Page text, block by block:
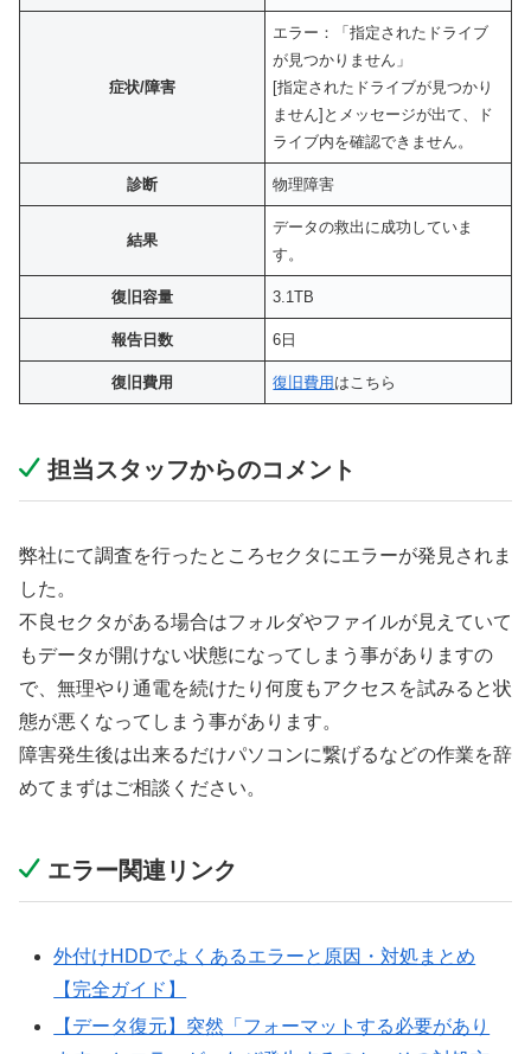
症状/障害
エラー：「指定されたドライブ
が見つかりません」
[指定されたドライブが見つかり
ません]とメッセージが出て、ド
ライブ内を確認できません。
診断 物理障害
結果
データの救出に成功していま
す。
復旧容量 3.1TB
報告日数 6日
復旧費用 復旧費用 はこちら
担当スタッフからのコメント
弊社にて調査を行ったところセクタにエラーが発見されま
した。
不良セクタがある場合はフォルダやファイルが見えていて
もデータが開けない状態になってしまう事がありますの
で、無理やり通電を続けたり何度もアクセスを試みると状
態が悪くなってしまう事があります。
障害発生後は出来るだけパソコンに繋げるなどの作業を辞
めてまずはご相談ください。
エラー関連リンク
外付けHDDでよくあるエラーと原因・対処まとめ
【完全ガイド】
【データ復元】突然「フォーマットする必要があり